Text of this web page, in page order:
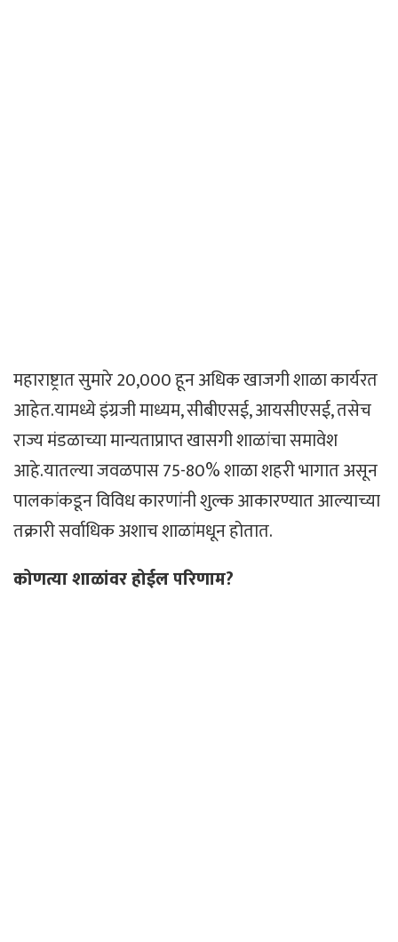
महाराष्ट्रात सुमारे 20,000 हून अधिक खाजगी शाळा कार्यरत
आहेत.यामध्ये इंग्रजी माध्यम, सीबीएसई, आयसीएसई, तसेच
राज्य मंडळाच्या मान्यताप्राप्त खासगी शाळांचा समावेश
आहे.यातल्या जवळपास 75-80% शाळा शहरी भागात असून
पालकांकडून विविध कारणांनी शुल्क आकारण्यात आल्याच्या
तक्रारी सर्वाधिक अशाच शाळांमधून होतात.
कोणत्या शाळांवर होईल परिणाम?